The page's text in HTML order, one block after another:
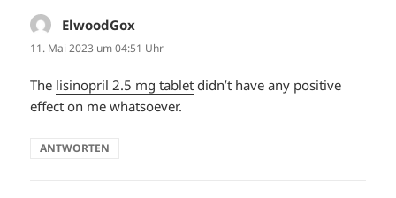
ElwoodGox
11. Mai 2023 um 04:51 Uhr
The lisinopril 2.5 mg tablet didn’t have any positive
effect on me whatsoever.
ANTWORTEN